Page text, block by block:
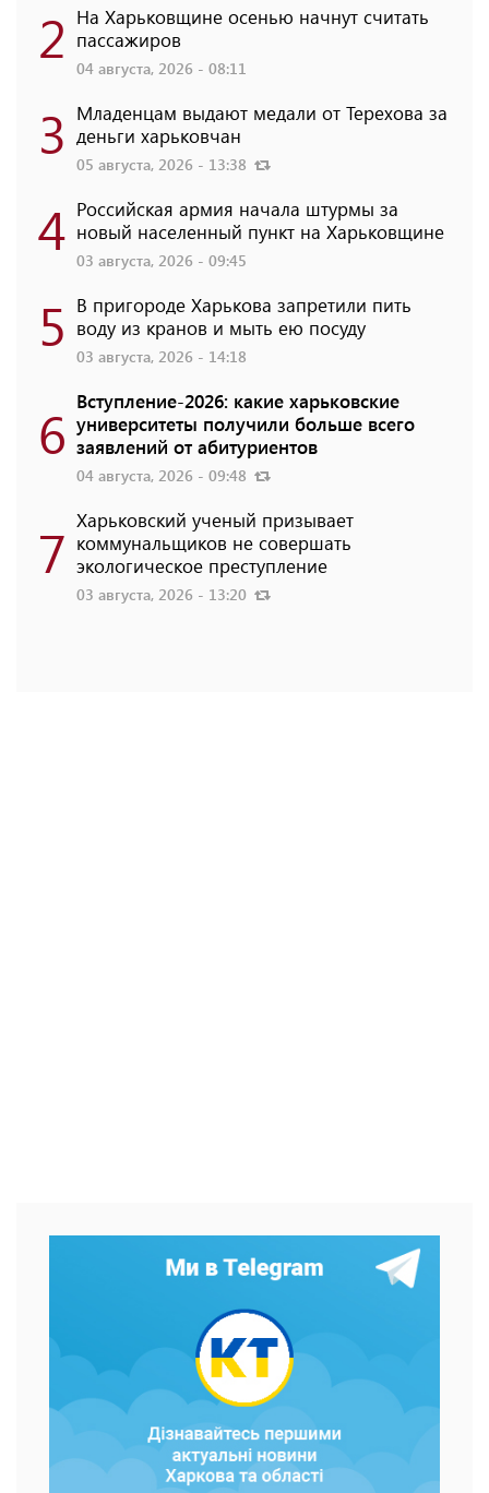
2 На Харьковщине осенью начнут считать
пассажиров
04 августа, 2026 - 08:11
3 Младенцам выдают медали от Терехова за
деньги харьковчан
05 августа, 2026 - 13:38
4 Российская армия начала штурмы за
новый населенный пункт на Харьковщине
03 августа, 2026 - 09:45
5 В пригороде Харькова запретили пить
воду из кранов и мыть ею посуду
03 августа, 2026 - 14:18
6 Вступление-2026: какие харьковские
университеты получили больше всего
заявлений от абитуриентов
04 августа, 2026 - 09:48
7 Харьковский ученый призывает
коммунальщиков не совершать
экологическое преступление
03 августа, 2026 - 13:20